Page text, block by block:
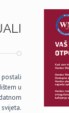
postali
u